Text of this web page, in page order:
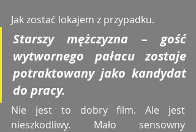
Jak zostać lokajem z przypadku.
Starszy mężczyzna – gość
wytwornego pałacu zostaje
potraktowany jako kandydat
do pracy.
Nie jest to dobry film. Ale jest
nieszkodliwy. Mało sensowny